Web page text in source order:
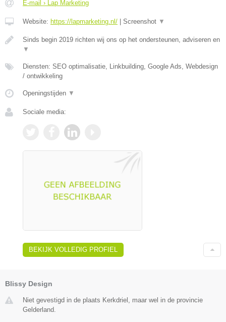
E-mail › Lap Marketing
Website: https://lapmarketing.nl/ Screenshot ▼
Sinds begin 2019 richten wij ons op het ondersteunen, adviseren en
▼
Diensten: SEO optimalisatie, Linkbuilding, Google Ads, Webdesign
/ ontwikkeling
Openingstijden ▼
Sociale media:
BEKIJK VOLLEDIG PROFIEL
Blissy Design
Niet gevestigd in de plaats Kerkdriel, maar wel in de provincie
Gelderland.